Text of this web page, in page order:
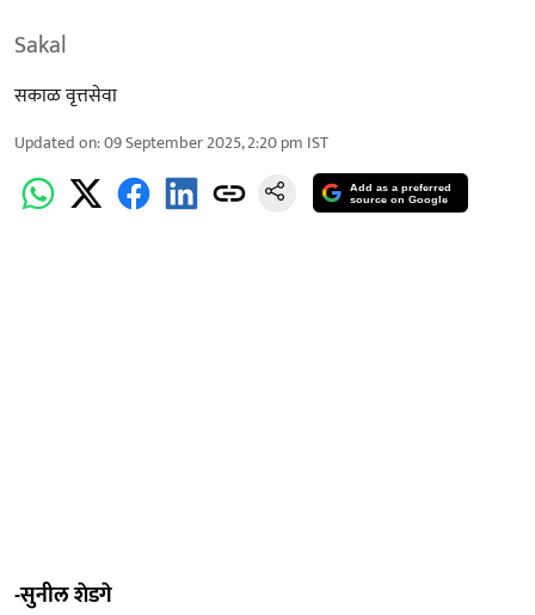
Sakal
सकाळ वृत्तसेवा
Updated on:09 September 2025, 2:20 pm IST
Add as a preferred
source on Google
-सुनील शेडगे